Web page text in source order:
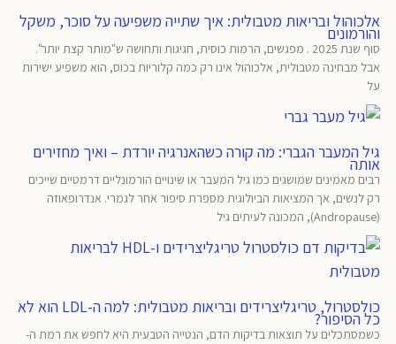
אלכוהול ובריאות מטבולית: איך שתייה משפיעה על סוכר, משקל
והורמונים
סוף שנת 2025 . מפגשים, הרמות כוסית, חגיגות ותחושה ש"מותר קצת יותר".
אבל מבחינה מטבולית, אלכוהול אינו רק כמה קלוריות בכוס, הוא משפיע ישירות
גיל המעבר הגברי: מה קורה כשהאנרגיה יורדת – ואיך מחזירים
אותה
רבים מאמינים שמושגים כמו גיל המעבר או שינויים הורמונליים דרמטיים שייכים
רק לנשים, אך המציאות הביולוגית מספרת סיפור אחר לגמרי. אנדרופאוזה
כולסטרול, טריגליצרידים ובריאות מטבולית: למה ה-LDL הוא לא
כל הסיפור?
כשמסתכלים על תוצאות בדיקות הדם, הנטייה הטבעית היא לחפש את רמת ה-